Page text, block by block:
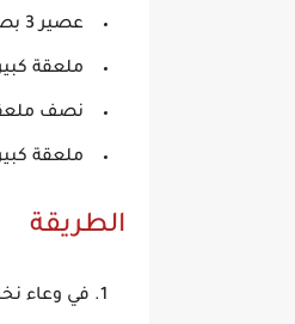
عصير 3 بصلات معصورة ومصفاة
ملعقة
نصف
ملعقة
الطريقة
في وعاء